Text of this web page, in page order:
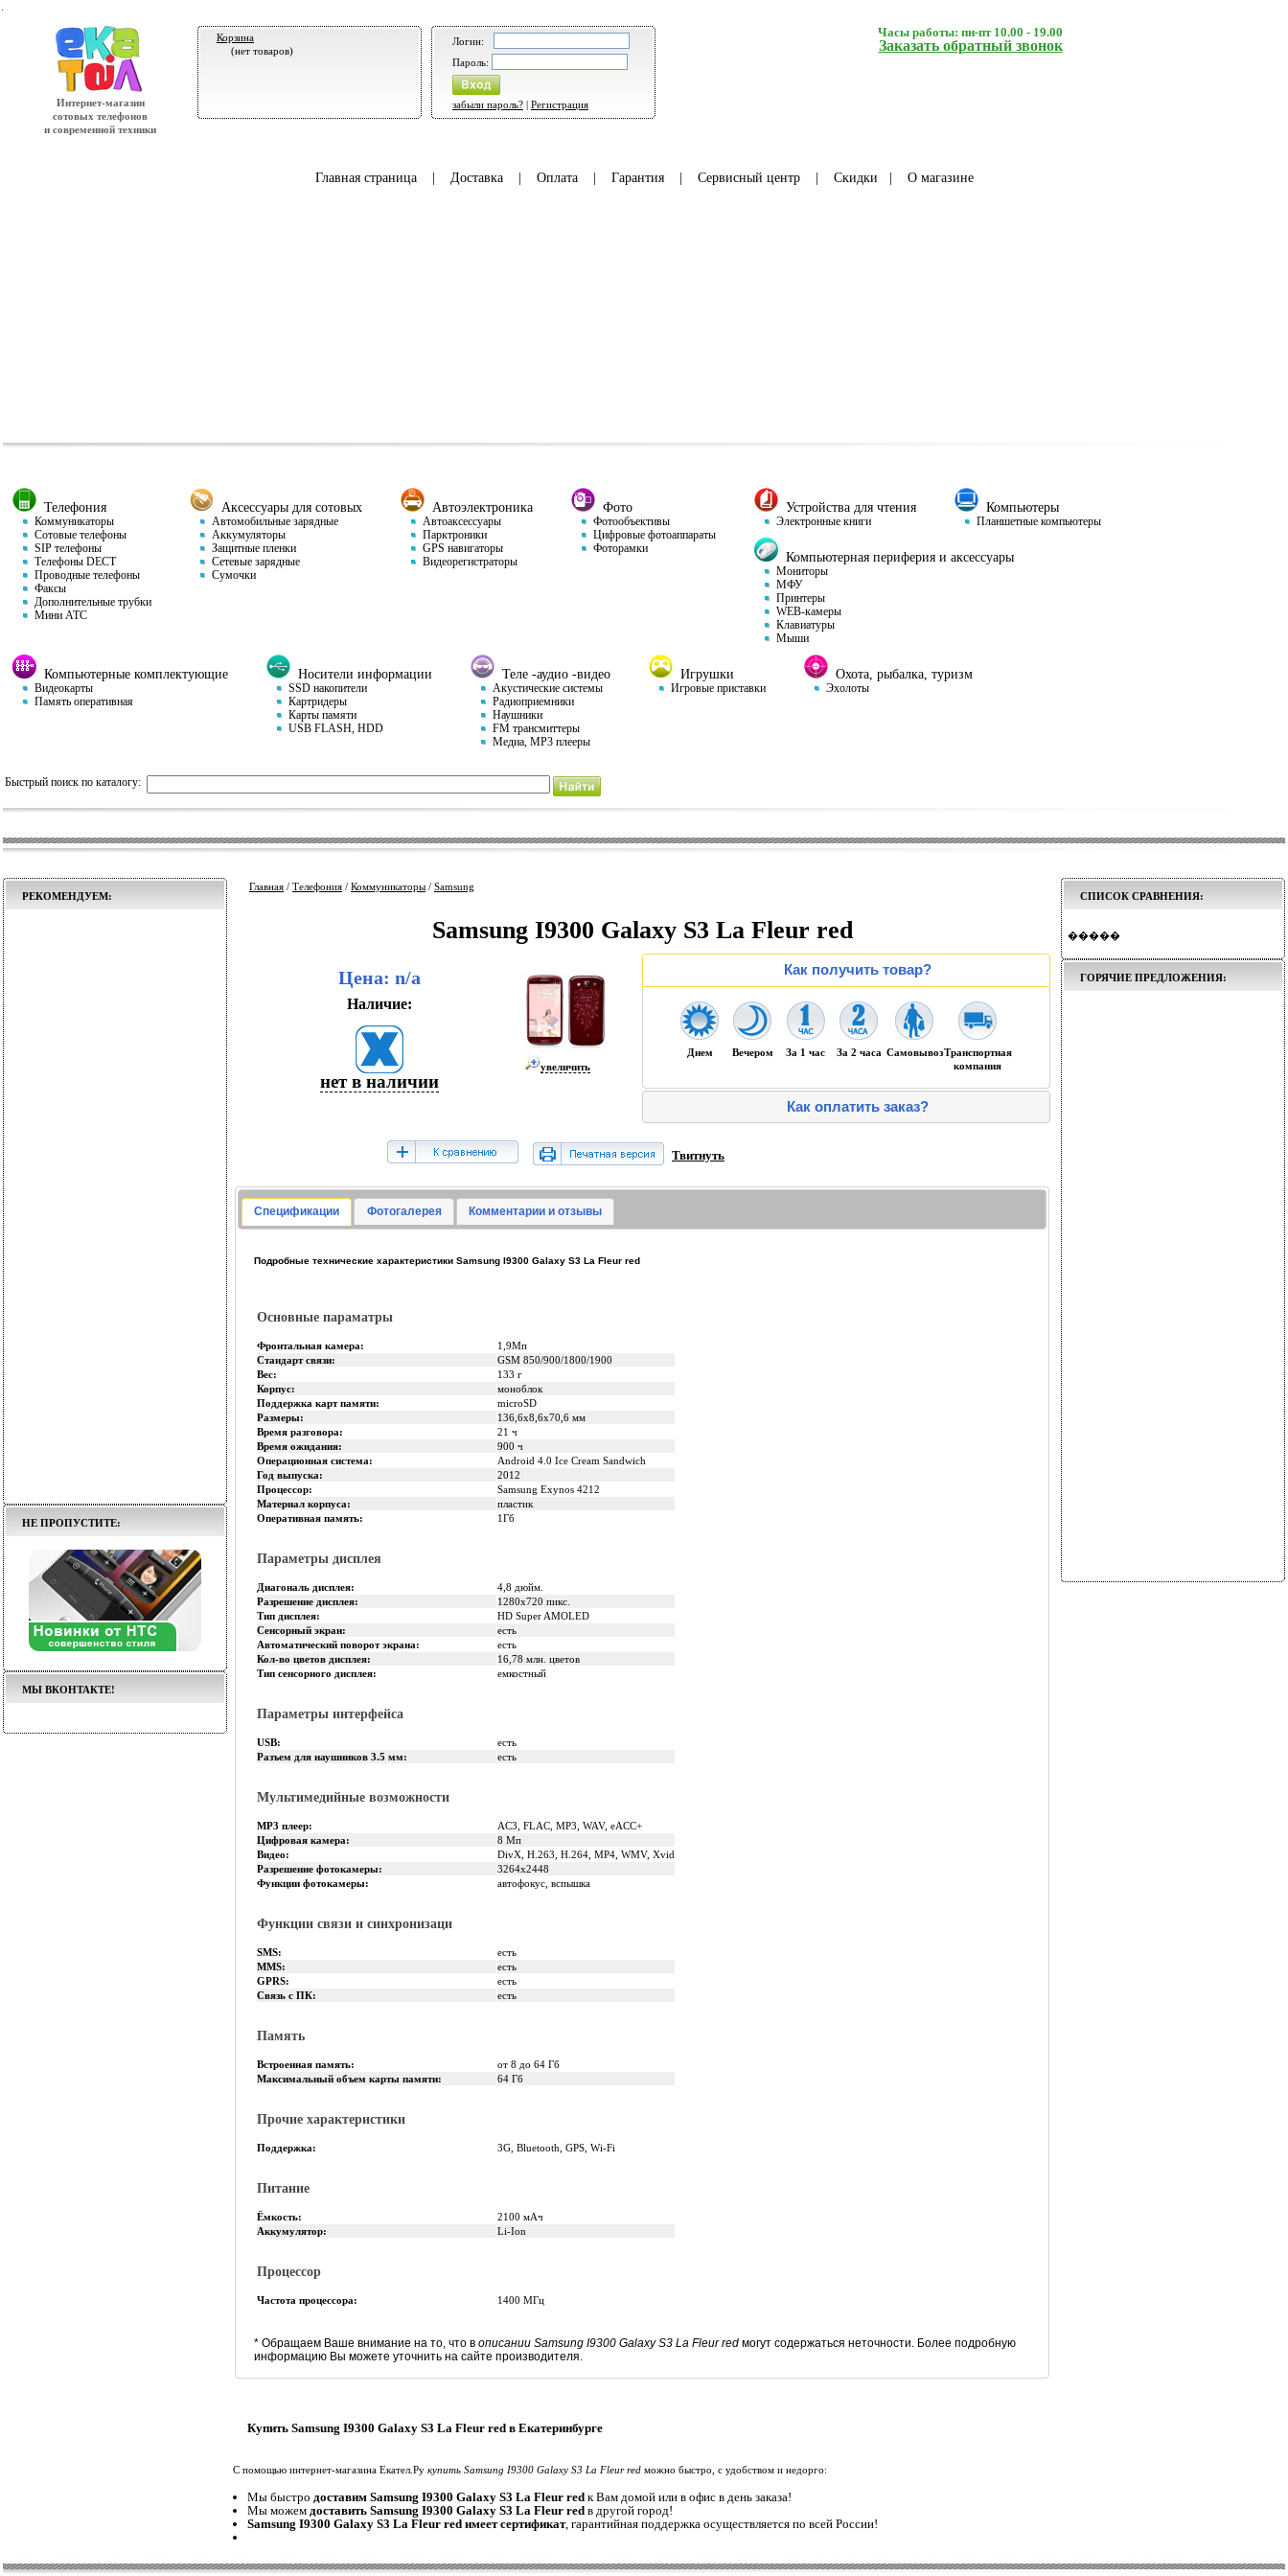
Интернет-магазин
сотовых телефонов
и современной техники
Корзина
(нет товаров)
Логин:
Пароль:
забыли пароль? | Регистрация
Часы работы: пн-пт 10.00 - 19.00
Заказать обратный звонок
Главная страница| Доставка| Оплата| Гарантия| Сервисный центр| Скидки О магазине
Телефония
Коммуникаторы
Сотовые телефоны
SIP телефоны
Телефоны DECT
Проводные телефоны
Факсы
Дополнительные трубки
Мини АТС
Аксессуары для сотовых
Автомобильные зарядные
Аккумуляторы
Защитные пленки
Сетевые зарядные
Сумочки
Автоэлектроника
Автоаксессуары
Парктроники
GPS навигаторы
Видеорегистраторы
Фото
Фотообъективы
Цифровые фотоаппараты
Фоторамки
Устройства для чтения
Электронные книги
Компьютеры
Планшетные компьютеры
Компьютерная периферия и аксессуары
Мониторы
МФУ
Принтеры
WEB-камеры
Клавиатуры
Мыши
Компьютерные комплектующие
Видеокарты
Память оперативная
Носители информации
SSD накопители
Картридеры
Карты памяти
USB FLASH, HDD
Теле -аудио -видео
Акустические системы
Радиоприемники
Наушники
FM трансмиттеры
Медиа, MP3 плееры
Игрушки
Игровые приставки
Охота, рыбалка, туризм
Эхолоты
Быстрый поиск по каталогу:
РЕКОМЕНДУЕМ:
НЕ ПРОПУСТИТЕ:
МЫ ВКОНТАКТЕ!
Главная / Телефония / Коммуникаторы / Samsung
Samsung I9300 Galaxy S3 La Fleur red
Цена: n/a
Наличие:
нет в наличии
увеличить
Как получить товар?
Днем Вечером За 1 час За 2 часа СамовывозТранспортная
компания
Как оплатить заказ?
Твитнуть
Спецификации Фотогалерея Комментарии и отзывы
Подробные технические характеристики Samsung I9300 Galaxy S3 La Fleur red
Основные параматры
Фронтальная камера:
1,9Мп
Стандарт связи:
GSM 850/900/1800/1900
Вес:
133 г
Корпус:
моноблок
Поддержка карт памяти:
microSD
Размеры:
136,6х8,6х70,6 мм
Время разговора:
21 ч
Время ожидания:
900 ч
Операционная система:
Android 4.0 Ice Cream Sandwich
Год выпуска:
2012
Процессор:
Samsung Exynos 4212
Материал корпуса:
пластик
Оперативная память:
1Гб
Параметры дисплея
Диагональ дисплея:
4,8 дюйм.
Разрешение дисплея:
1280х720 пикс.
Тип дисплея:
HD Super AMOLED
Сенсорный экран:
есть
Автоматический поворот экрана:
есть
Кол-во цветов дисплея:
16,78 млн. цветов
Тип сенсорного дисплея:
емкостный
Параметры интерфейса
USB:
есть
Разъем для наушников 3.5 мм:
есть
Мультимедийные возможности
MP3 плеер:
AC3, FLAC, MP3, WAV, eACC+
Цифровая камера:
8 Мп
Видео:
DivX, H.263, H.264, MP4, WMV, Xvid
Разрешение фотокамеры:
3264x2448
Функции фотокамеры:
автофокус, вспышка
Функции связи и синхронизаци
SMS:
есть
MMS:
есть
GPRS:
есть
Связь с ПК:
есть
Память
Встроенная память:
от 8 до 64 Гб
Максимальный объем карты памяти:
64 Гб
Прочие характеристики
Поддержка: 3G, Bluetooth, GPS, Wi-Fi
Питание
Ёмкость:
2100 мАч
Аккумулятор:
Li-Ion
Процессор
Частота процессора: 1400 МГц
* Обращаем Ваше внимание на то, что вописании Samsung I9300 Galaxy S3 La Fleur red могут содержаться неточности. Более подробную
информацию Вы можете уточнить на сайте производителя.
Купить Samsung I9300 Galaxy S3 La Fleur red в Екатеринбурге
С помощью интернет-магазина Екател.Ру купить Samsung I9300 Galaxy S3 La Fleur red можно быстро, с удобством и недорго:
Мы быстро доставим Samsung I9300 Galaxy S3 La Fleur red к Вам домой или в офис в день заказа!
Мы можем доставить Samsung I9300 Galaxy S3 La Fleur red в другой город!
Samsung I9300 Galaxy S3 La Fleur red имеет сертификат, гарантийная поддержка осуществляется по всей России!
СПИСОК СРАВНЕНИЯ:
�����
ГОРЯЧИЕ ПРЕДЛОЖЕНИЯ: